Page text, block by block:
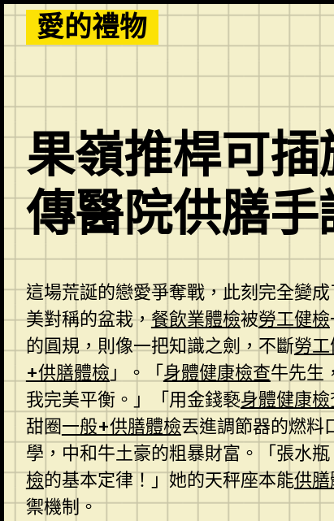
Skip
to
content
愛的禮物
果嶺推桿可
傳醫院供膳
這場荒誕的戀愛爭奪戰，此刻完全變
美對稱的盆栽，餐飲業體檢被勞工健檢
的圓規，則像一把知識之劍，不斷勞
+供膳體檢」。「身體健康檢查牛先生
我完美平衡。」「用金錢褻身體健康檢
甜圈一般+供膳體檢丟進調節器的燃料
學，中和牛土豪的粗暴財富。「張水
檢的基本定律！」她的天秤座本能供
禦機制。